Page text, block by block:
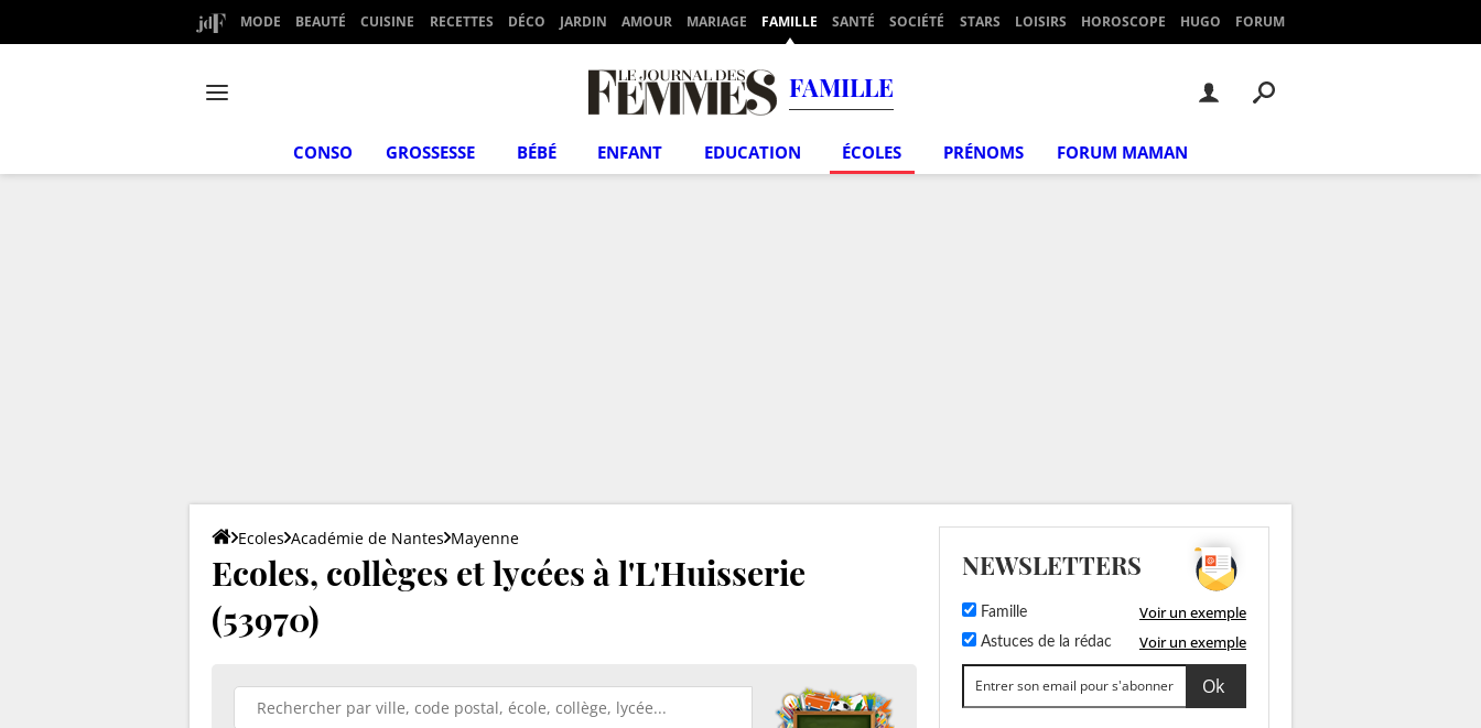
MODE BEAUTÉ CUISINE RECETTES DÉCO JARDIN AMOUR MARIAGE FAMILLE SANTÉ SOCIÉTÉ STARS LOISIRS HOROSCOPE HUGO FORUM
FAMILLE
CONSO GROSSESSE BÉBÉ ENFANT EDUCATION ÉCOLES PRÉNOMS FORUM MAMAN
Ecoles Académie de Nantes Mayenne
Ecoles, collèges et lycées à l'L'Huisserie
(53970)
NEWSLETTERS
Famille Voir un exemple
Astuces de la rédac Voir un exemple